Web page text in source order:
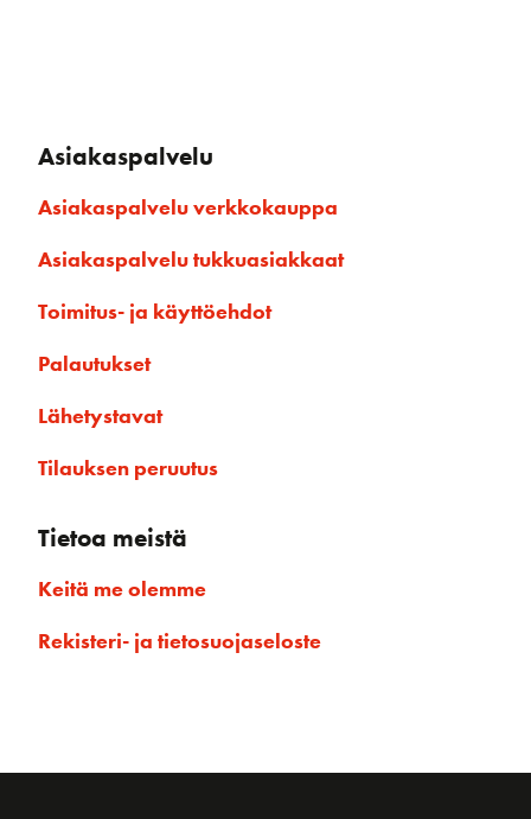
Asiakaspalvelu
Asiakaspalvelu verkkokauppa
Asiakaspalvelu tukkuasiakkaat
Toimitus- ja käyttöehdot
Palautukset
Lähetystavat
Tilauksen peruutus
Tietoa meistä
Keitä me olemme
Rekisteri- ja tietosuojaseloste